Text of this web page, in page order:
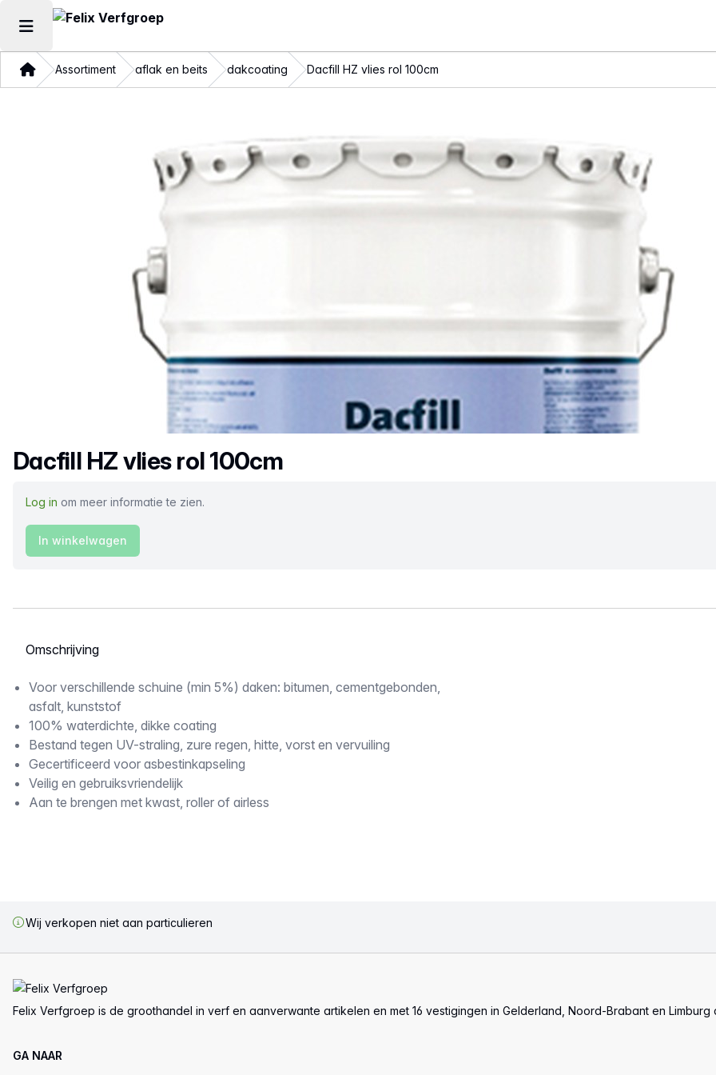
Hoofdmenu openen
ThuisAssortiment aflak en beits dakcoating Dacfill HZ vlies rol 100cm
Productnaam
Dacfill HZ vlies rol 100cm
Log in om meer informatie te zien.
In winkelwagen
Selecteer een tabblad
Omschrijving
Voor verschillende schuine (min 5%) daken: bitumen, cementgebonden,
asfalt, kunststof
100% waterdichte, dikke coating
Bestand tegen UV-straling, zure regen, hitte, vorst en vervuiling
Gecertificeerd voor asbestinkapseling
Veilig en gebruiksvriendelijk
Aan te brengen met kwast, roller of airless
Wij verkopen niet aan particulieren
Felix Verfgroep is de groothandel in verf en aanverwante artikelen en met 16 vestigingen in Gelderland, Noord-Brabant en Limburg
GA NAAR